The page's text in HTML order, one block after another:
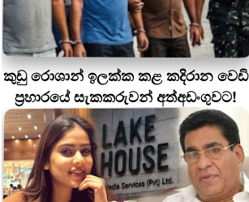
කුඩු රොශාන් ඉලක්ක කළ කදිරාන වෙඩි
ප්‍රහාරයේ සැකකරුවන් අත්අඩංගුවට!